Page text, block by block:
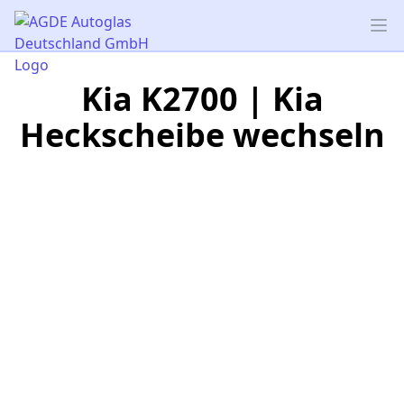
AGDE Autoglas Deutschland GmbH
Kia K2700 | Kia
Heckscheibe wechseln